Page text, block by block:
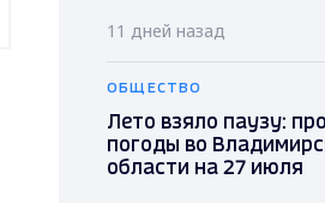
11 дней назад
ОБЩЕСТВО
Лето взяло паузу:
погоды во
области на 27 июля